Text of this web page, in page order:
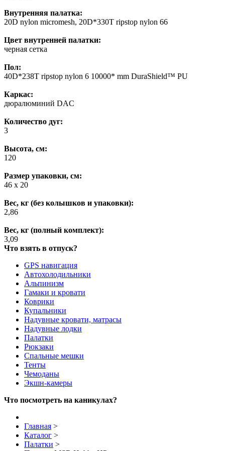
Внутренняя палатка:
20D nylon micromesh, 20D*330T ripstop nylon 66
Цвет внутренней палатки:
черная сетка
Пол:
40D*238T ripstop nylon 6 10000* mm DuraShield™ PU
Каркас:
дюралюминий DAC
Количество дуг:
3
Высота, см:
120
Размер упаковки, см:
46 х 20
Вес, кг (без колышков и упаковки):
2,86
Вес, кг (полный комплект):
3,09
Что взять в отпуск?
GPS навигация
Автохолодильники
Альпинизм
Гамаки и кровати
Коврики
Купальники
Надувные кровати, матрасы
Надувные лодки
Палатки
Рюкзаки
Спальные мешки
Тенты
Чемоданы
Экшн-камеры
Что посмотреть на каникулах?
Главная >
Каталог >
Палатки >